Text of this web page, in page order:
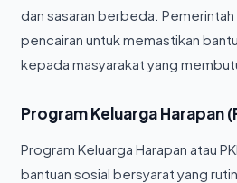
dan sasaran berbeda.
pencairan untuk memastikan
kepada masyarakat yang
Program Keluarga Harapan
Program Keluarga Harapan atau
bantuan sosial bersyarat yang